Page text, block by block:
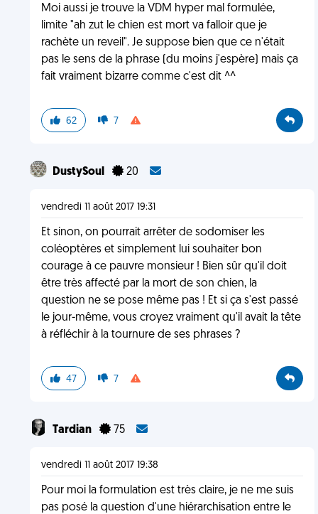
Moi aussi je trouve la VDM hyper mal formulée,
limite "ah zut le chien est mort va falloir que je
rachète un reveil". Je suppose bien que ce n'était
pas le sens de la phrase (du moins j'espère) mais ça
fait vraiment bizarre comme c'est dit ^^
62 7
DustySoul 20
vendredi 11 août 2017 19:31
Et sinon, on pourrait arrêter de sodomiser les
coléoptères et simplement lui souhaiter bon
courage à ce pauvre monsieur ! Bien sûr qu'il doit
être très affecté par la mort de son chien, la
question ne se pose même pas ! Et si ça s'est passé
le jour-même, vous croyez vraiment qu'il avait la tête
à réfléchir à la tournure de ses phrases ?
47 7
Tardian 75
vendredi 11 août 2017 19:38
Pour moi la formulation est très claire, je ne me suis
pas posé la question d'une hiérarchisation entre le